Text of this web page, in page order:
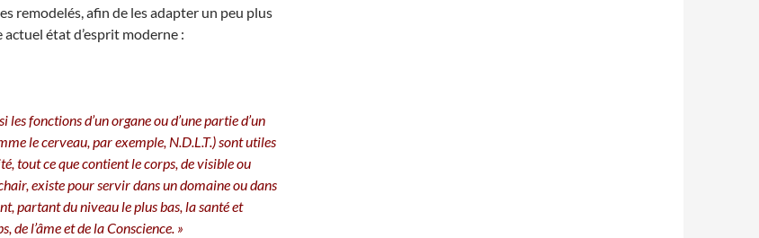
remodelés, afin de les adapter un peu plus
état d’esprit moderne :
fonctions d’un organe ou d’une partie d’un
le cerveau, par exemple, N.D.L.T.) sont utiles
tout ce que contient le corps, de visible ou
existe pour servir dans un domaine ou dans
partant du niveau le plus bas, la santé et
de l’âme et de la Conscience. »